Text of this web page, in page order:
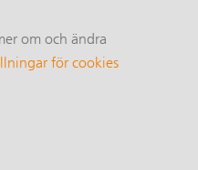
om och ändra
för cookies